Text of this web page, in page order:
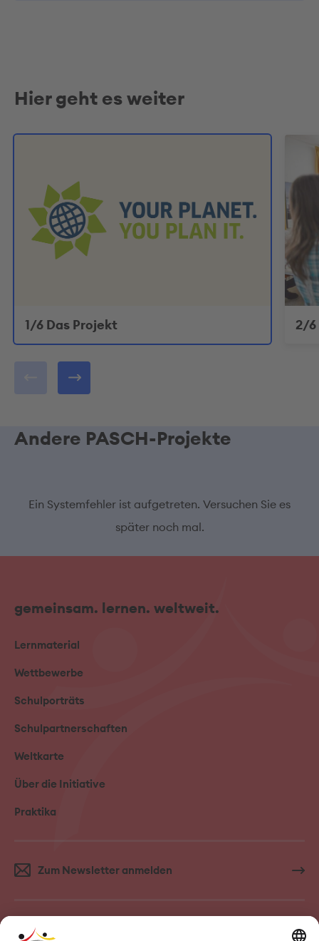
Hier geht es weiter
1/6 Das Projekt 2/6
Andere PASCH-Projekte
Ein Systemfehler ist aufgetreten. Versuchen Sie es
später noch mal.
gemeinsam. lernen. weltweit.
Lernmaterial
Wettbewerbe
Schulporträts
Schulpartnerschaften
Weltkarte
Über die Initiative
Praktika
Zum Newsletter anmelden